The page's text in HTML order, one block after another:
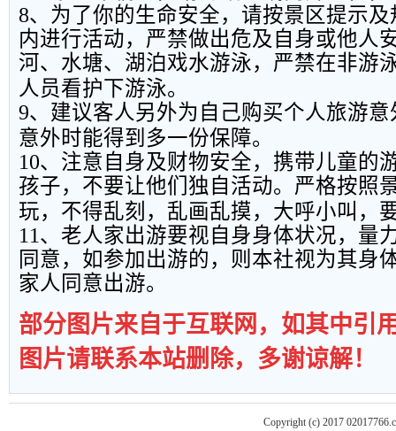
8、为了你的生命安全，请按景区提示
内进行活动，严禁做出危及自身或他人
河、水塘、湖泊戏水游泳，严禁在非游
人员看护下游泳。
9、建议客人另外为自己购买个人旅游
意外时能得到多一份保障。
10、注意自身及财物安全，携带儿童的
孩子，不要让他们独自活动。严格按照
玩，不得乱刻，乱画乱摸，大呼小叫，
11、老人家出游要视自身身体状况，量
同意，如参加出游的，则本社视为其身
家人同意出游。
部分图片来自于互联网，如其中引
图片请联系本站删除，多谢谅解！
Copyright (c) 2017